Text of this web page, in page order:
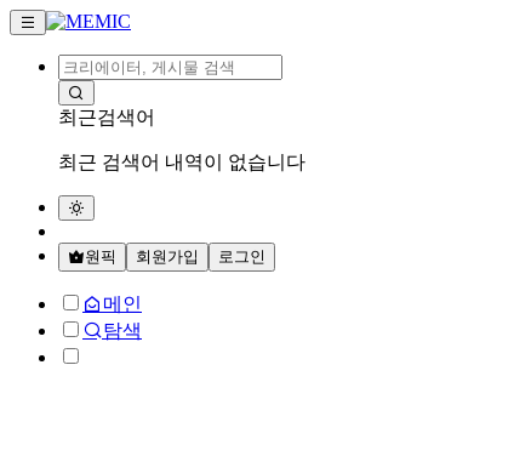
최근검색어
최근 검색어 내역이 없습니다
원픽 회원가입 로그인
메인
탐색